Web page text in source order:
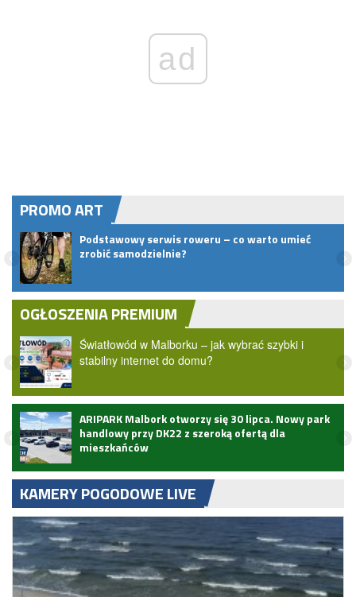
ad
PROMO ART
Podstawowy serwis roweru – co warto umieć
zrobić samodzielnie?
OGŁOSZENIA PREMIUM
Światłowód w Malborku – jak wybrać szybki i
stabilny internet do domu?
ARIPARK Malbork otworzy się 30 lipca. Nowy park
handlowy przy DK22 z szeroką ofertą dla
mieszkańców
KAMERY POGODOWE LIVE